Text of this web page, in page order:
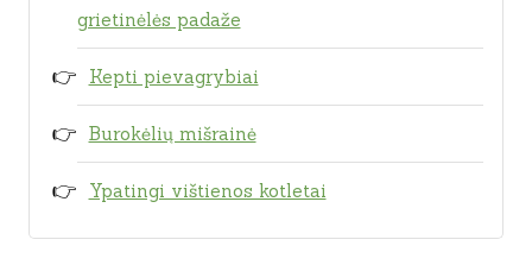
grietinėlės padaže
Kepti pievagrybiai
Burokėlių mišrainė
Ypatingi vištienos kotletai